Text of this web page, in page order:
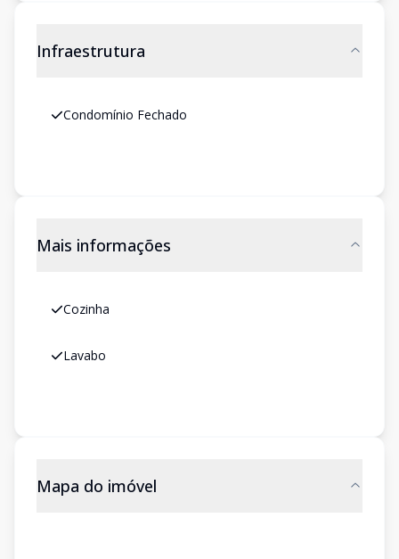
Infraestrutura
Condomínio Fechado
Mais informações
Cozinha
Lavabo
Mapa do imóvel